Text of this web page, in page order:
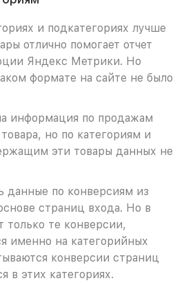
и подкатегориях лучше
отлично помогает отчет
Яндекс Метрики. Но
формате на сайте не было
информация по продажам
но по категориям и
эти товары данных не
данные по конверсиям из
страниц входа. Но в
только те конверсии,
именно на категорийных
конверсии страниц
в этих категориях.